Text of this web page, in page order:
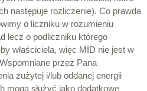
następuje rozliczenie). Co prawda
o liczniku w rozumieniu
lecz o podliczniku którego
właściciela, więc MID nie jest w
przez Pana
zużytej i/lub oddanej energii
mogą służyć jako dodatkowe